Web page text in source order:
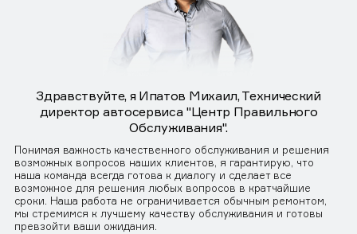
Здравствуйте, я Ипатов Михаил, Технический
директор автосервиса "Центр Правильного
Обслуживания".
Понимая важность качественного обслуживания и решения
возможных вопросов наших клиентов, я гарантирую, что
наша команда всегда готова к диалогу и сделает все
возможное для решения любых вопросов в кратчайшие
сроки. Наша работа не ограничивается обычным ремонтом,
мы стремимся к лучшему качеству обслуживания и готовы
превзойти ваши ожидания.